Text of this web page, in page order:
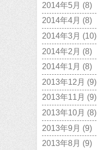
2014年5月 (8)
2014年4月 (8)
2014年3月 (10)
2014年2月 (8)
2014年1月 (8)
2013年12月 (9)
2013年11月 (9)
2013年10月 (8)
2013年9月 (9)
2013年8月 (9)